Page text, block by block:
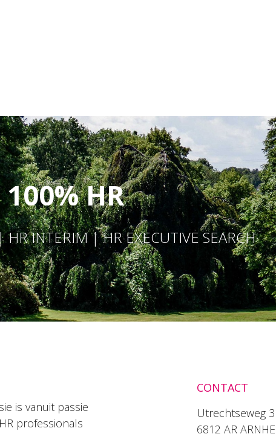
100% HR
HR INTERIM | HR EXECUTIVE SEARCH
is vanuit passie
professionals
CONTACT
Utrechtseweg
6812 AR